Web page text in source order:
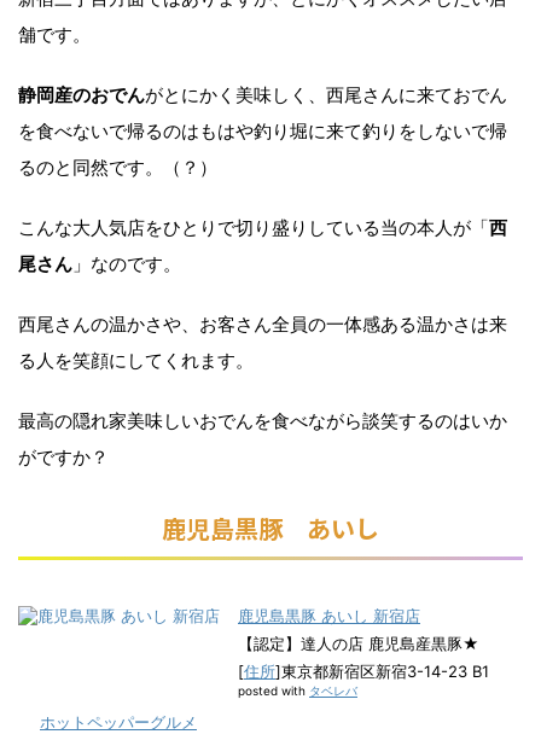
舗です。
静岡産のおでんがとにかく美味しく、西尾さんに来ておでん
を食べないで帰るのはもはや釣り堀に来て釣りをしないで帰
るのと同然です。（？）
こんな大人気店をひとりで切り盛りしている当の本人が「西
尾さん 」なのです。
西尾さんの温かさや、お客さん全員の一体感ある温かさは来
る人を笑顔にしてくれます。
最高の隠れ家美味しいおでんを食べながら談笑するのはいか
がですか？
鹿児島黒豚 あいし
鹿児島黒豚 あいし 新宿店
【認定】達人の店 鹿児島産黒豚★
[住所]東京都新宿区新宿3-14-23 B1
posted with タベレバ
ホットペッパーグルメ